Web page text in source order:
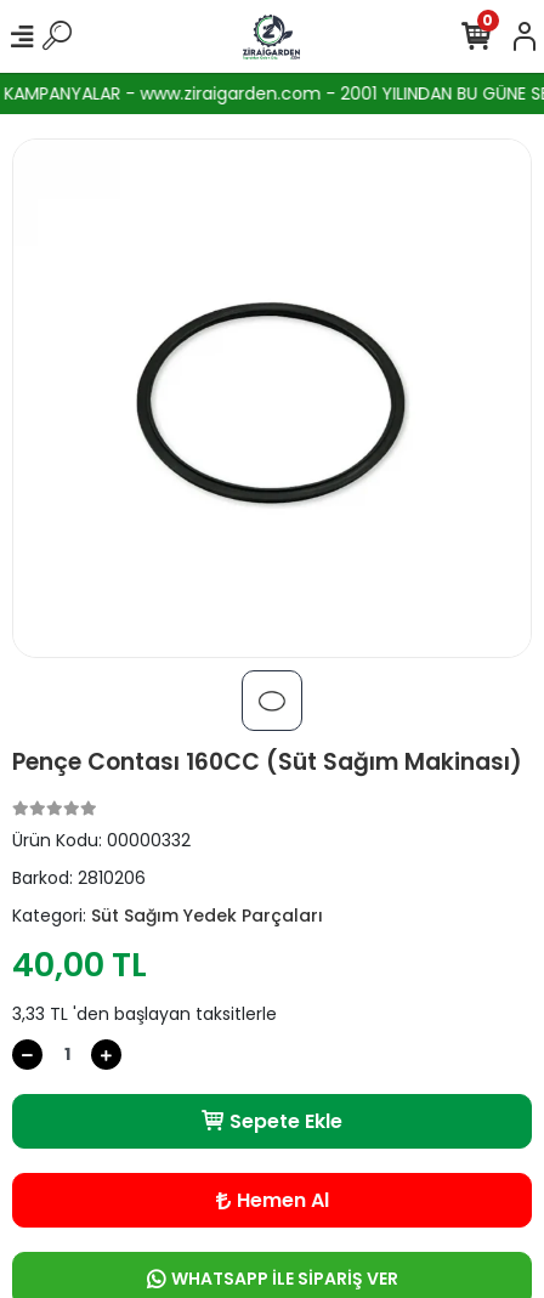
- www.ziraigarden.com - 2001 YILINDAN BU GÜNE
0
Pençe Contası 160CC (Süt Sağım Makinası)
Ürün Kodu: 00000332
Barkod: 2810206
Kategori: Süt Sağım Yedek Parçaları
40,00 TL
3,33 TL 'den başlayan taksitlerle
Sepete Ekle
Hemen Al
WHATSAPP İLE SİPARİŞ VER